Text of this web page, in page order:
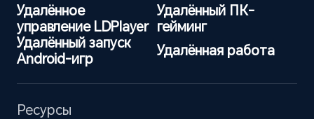
Удалённое
управление LDPlayer
Удалённый ПК-
гейминг
Удалённый запуск
Android-игр
Удалённая работа
Ресурсы